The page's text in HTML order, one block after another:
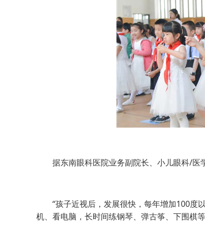
据东南眼科医院业务副院长、小儿眼科/医
“孩子近视后，发展很快，每年增加100度
机、看电脑，长时间练钢琴、弹古筝、下围棋